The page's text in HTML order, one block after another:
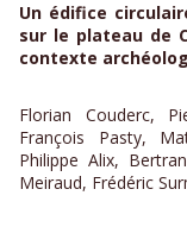
Un édifice
sur le plateau de
contexte
Florian Couderc,
François Pasty,
Philippe Alix,
Meiraud, Frédéric